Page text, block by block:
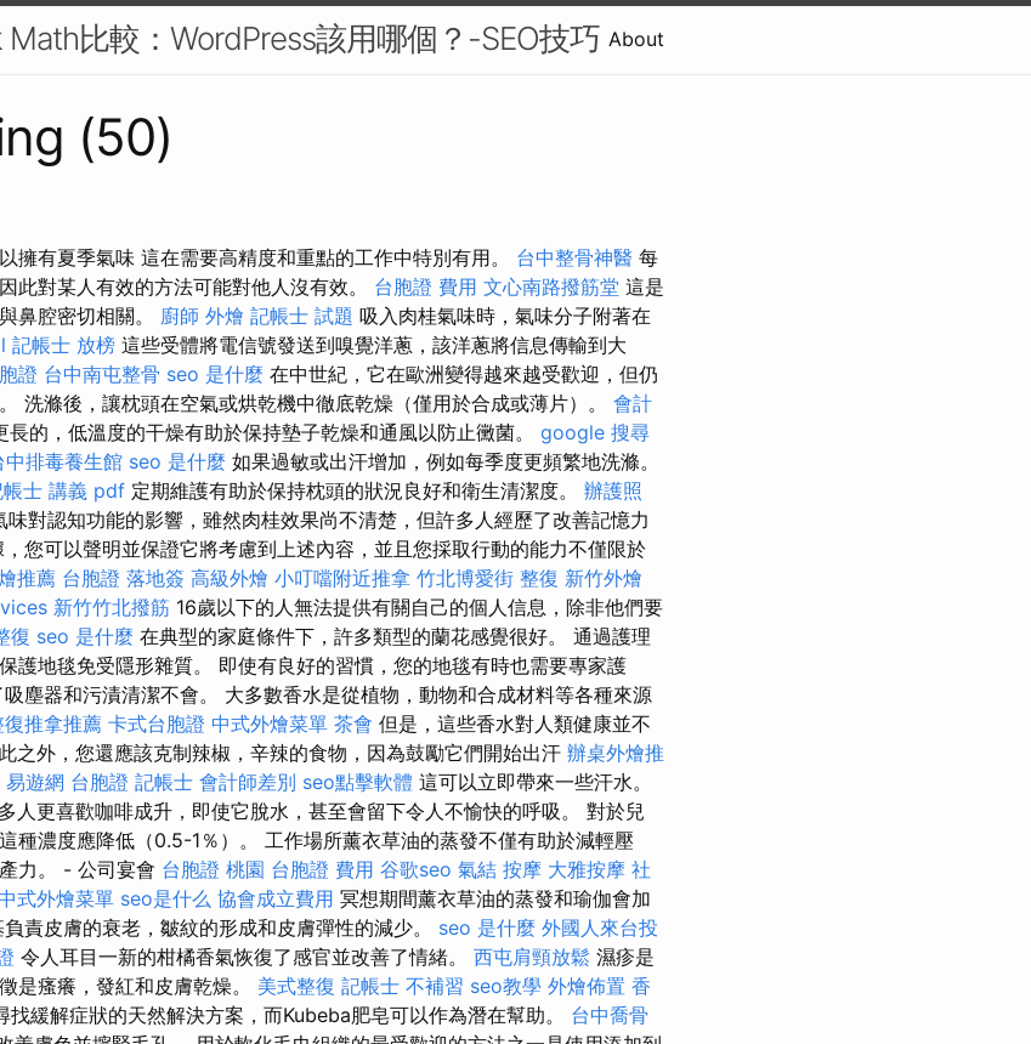
Math比較：WordPress該用哪個？-SEO技巧 About
(50)
擁有夏季氣味 這在需要高精度和重點的工作中特別有用。 台中整骨神醫 每
此對某人有效的方法可能對他人沒有效。 台胞證 費用 文心南路撥筋堂 這是
鼻腔密切相關。 廚師 外燴 記帳士 試題 吸入肉桂氣味時，氣味分子附著在
記帳士 放榜 這些受體將電信號發送到嗅覺洋蔥，該洋蔥將信息傳輸到大
證 台中南屯整骨 seo 是什麼 在中世紀，它在歐洲變得越來越受歡迎，但仍
洗滌後，讓枕頭在空氣或烘乾機中徹底乾燥（僅用於合成或薄片）。 會計
長的，低溫度的干燥有助於保持墊子乾燥和通風以防止黴菌。 google 搜尋
中排毒養生館 seo 是什麼 如果過敏或出汗增加，例如每季度更頻繁地洗滌。
帳士 講義 pdf 定期維護有助於保持枕頭的狀況良好和衛生清潔度。 辦護照
味對認知功能的影響，雖然肉桂效果尚不清楚，但許多人經歷了改善記憶力
您可以聲明並保證它將考慮到上述內容，並且您採取行動的能力不僅限於
推薦 台胞證 落地簽 高級外燴 小叮噹附近推拿 竹北博愛街 整復 新竹外燴
新竹竹北撥筋 16歲以下的人無法提供有關自己的個人信息，除非他們要
復 seo 是什麼 在典型的家庭條件下，許多類型的蘭花感覺很好。 通過護理
護地毯免受隱形雜質。 即使有良好的習慣，您的地毯有時也需要專家護
塵器和污漬清潔不會。 大多數香水是從植物，動物和合成材料等各種來源
推拿推薦 卡式台胞證 中式外燴菜單 茶會 但是，這些香水對人類健康並不
之外，您還應該克制辣椒，辛辣的食物，因為鼓勵它們開始出汗 辦桌外燴推
易遊網 台胞證 記帳士 會計師差別 seo點擊軟體 這可以立即帶來一些汗水。
人更喜歡咖啡成升，即使它脫水，甚至會留下令人不愉快的呼吸。 對於兒
種濃度應降低（0.5-1％）。 工作場所薰衣草油的蒸發不僅有助於減輕壓
力。 - 公司宴會 台胞證 桃園 台胞證 費用 谷歌seo 氣結 按摩 大雅按摩 社
式外燴菜單 seo是什么 協會成立費用 冥想期間薰衣草油的蒸發和瑜伽會加
責皮膚的衰老，皺紋的形成和皮膚彈性的減少。 seo 是什麼 外國人來台投
令人耳目一新的柑橘香氣恢復了感官並改善了情緒。 西屯肩頸放鬆 濕疹是
是瘙癢，發紅和皮膚乾燥。 美式整復 記帳士 不補習 seo教學 外燴佈置 香
找緩解症狀的天然解決方案，而Kubeba肥皂可以作為潛在幫助。 台中喬骨